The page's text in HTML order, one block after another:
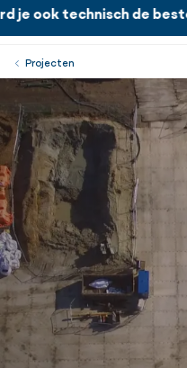
Hanab. Word je ook
je ook technisch de
Projecten